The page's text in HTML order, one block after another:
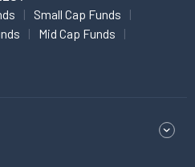
Small Cap Funds
Mid Cap Funds